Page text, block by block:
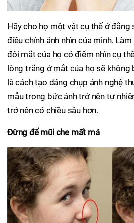
Hãy cho họ một vật cụ thể ở đằng
điều chỉnh ánh nhìn của mình.
đôi mắt của họ có điểm nhìn cụ
lòng trắng ở mắt của họ sẽ không
là cách tạo dáng chụp ảnh nghệ
mẫu trong bức ảnh trở nên tự
trở nên có chiều sâu hơn.
Đừng để mũi che mất má